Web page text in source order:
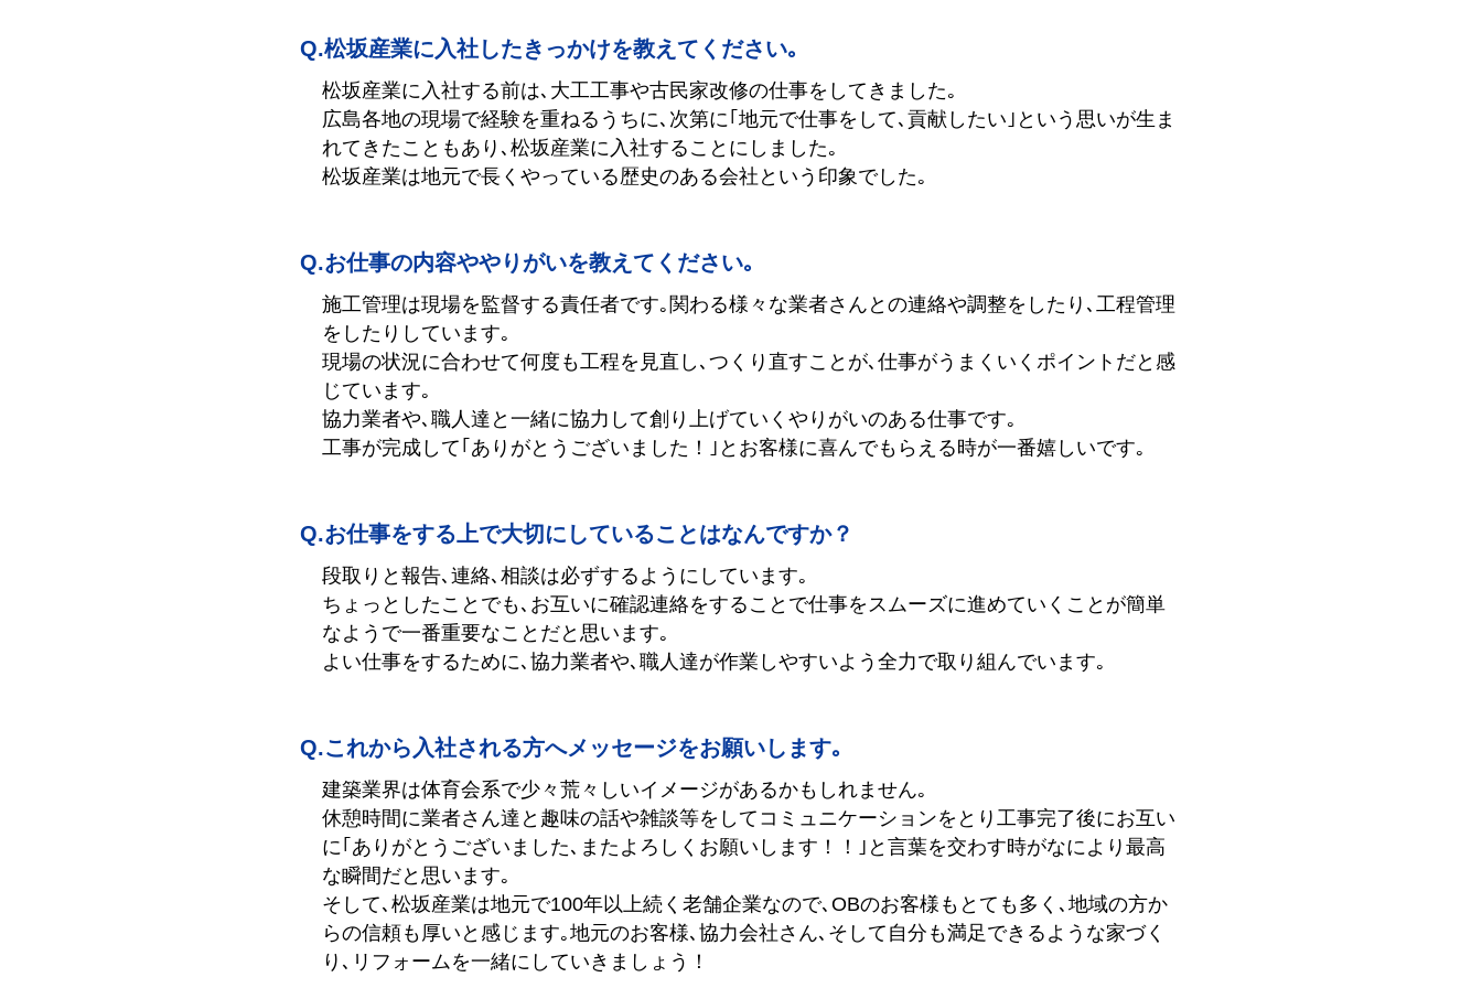
松坂産業に入社したきっかけを教えてください｡
松坂産業に入社する前は､大工工事や古民家改修の仕事をしてきました｡
広島各地の現場で経験を重ねるうちに､次第に｢地元で仕事をして､貢献したい｣という思いが生ま
れてきたこともあり､松坂産業に入社することにしました｡
松坂産業は地元で長くやっている歴史のある会社という印象でした｡
お仕事の内容ややりがいを教えてください｡
施工管理は現場を監督する責任者です｡関わる様々な業者さんとの連絡や調整をしたり､工程管理
をしたりしています｡
現場の状況に合わせて何度も工程を見直し､つくり直すことが､仕事がうまくいくポイントだと感
じています｡
協力業者や､職人達と一緒に協力して創り上げていくやりがいのある仕事です｡
工事が完成して｢ありがとうございました！｣とお客様に喜んでもらえる時が一番嬉しいです｡
お仕事をする上で大切にしていることはなんですか？
段取りと報告､連絡､相談は必ずするようにしています｡
ちょっとしたことでも､お互いに確認連絡をすることで仕事をスムーズに進めていくことが簡単
なようで一番重要なことだと思います｡
よい仕事をするために､協力業者や､職人達が作業しやすいよう全力で取り組んでいます｡
これから入社される方へメッセージをお願いします｡
建築業界は体育会系で少々荒々しいイメージがあるかもしれません｡
休憩時間に業者さん達と趣味の話や雑談等をしてコミュニケーションをとり工事完了後にお互い
に｢ありがとうございました､またよろしくお願いします！！｣と言葉を交わす時がなにより最高
な瞬間だと思います｡
そして､松坂産業は地元で100年以上続く老舗企業なので､OBのお客様もとても多く､地域の方か
らの信頼も厚いと感じます｡地元のお客様､協力会社さん､そして自分も満足できるような家づく
り､リフォームを一緒にしていきましょう！